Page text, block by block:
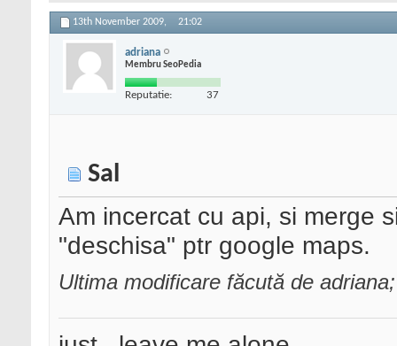
13th November 2009, 21:02
adriana
Membru SeoPedia
Reputatie: 37
Sal
Am incercat cu api, si merge
"deschisa" ptr google maps.
Ultima modificare făcută de